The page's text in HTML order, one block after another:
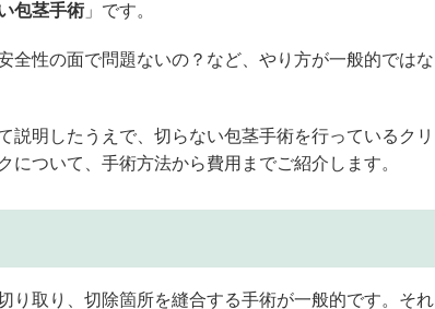
包茎手術」です。
全性の面で問題ないの？など、やり方が一般的ではな
説明したうえで、切らない包茎手術を行っているクリ
ついて、手術方法から費用までご紹介します。
り取り、切除箇所を縫合する手術が一般的です。それ